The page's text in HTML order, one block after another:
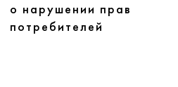
о нарушении прав
потребителей